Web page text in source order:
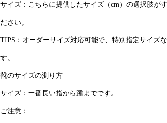
サイズ：こちらに提供したサイズ（cm）の選択肢が
ださい。
TIPS：オーダーサイズ対応可能で、特別指定サイズ
す。
靴のサイズの測り方
サイズ：一番長い指から踵までです。
ご注意：